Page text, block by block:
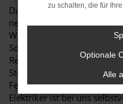
Das System kann man
neben dem Display
Wunsch auch mehr)
So können zuverlässig
Reisefön oder Laptop
Stromversorgung
Fehlerstromschutzschalter
Elektriker ist bei uns
zu schalten, die für
Optionale
Alle